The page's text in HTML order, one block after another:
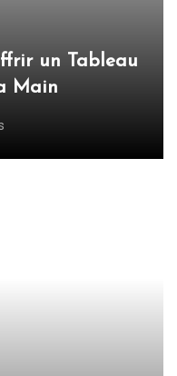
un Tableau
Main